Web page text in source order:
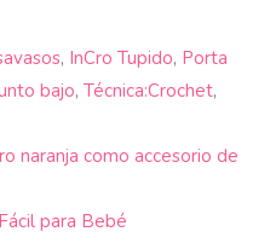
, InCro Tupido, Porta
bajo, Técnica:Crochet,
naranja como accesorio de
para Bebé